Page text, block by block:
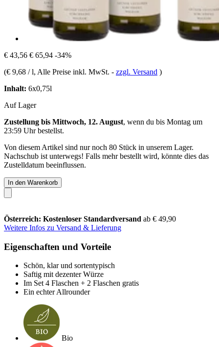
€ 43,56 € 65,94 -34%
(€ 9,68 / l, Alle Preise inkl. MwSt. - zzgl. Versand )
Inhalt: 6x0,75l
Auf Lager
Zustellung bis Mittwoch, 12. August, wenn du bis Montag um
23:59 Uhrbestellst.
Von diesem Artikel sind nur noch 80 Stück in unserem Lager.
Nachschub ist unterwegs! Falls mehr bestellt wird, könnte dies das
Zustelldatum beeinflussen.
In den Warenkorb
Österreich: Kostenloser Standardversand ab € 49,90
Weitere Infos zu Versand & Lieferung
Eigenschaften und Vorteile
Schön, klar und sortentypisch
Saftig mit dezenter Würze
Im Set 4 Flaschen + 2 Flaschen gratis
Ein echter Allrounder
Bio